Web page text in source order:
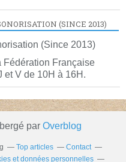
(SINCE 2013)
Fédération Française
et V de 10H à 16H.
par Overblog
Top articles
Contact
et données personnelles